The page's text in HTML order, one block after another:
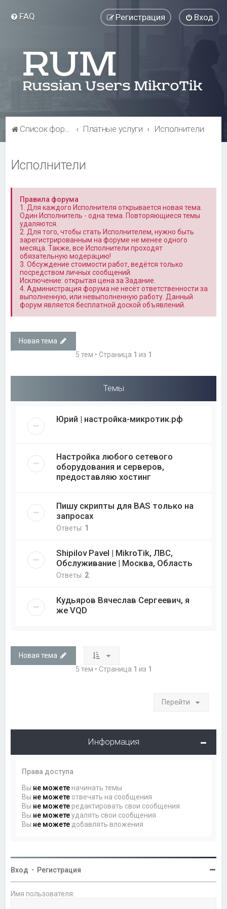
FAQ Вход
Регистрация
Список форумов Платные услуги Исполнители
Исполнители
Правила форума
1. Для каждого Исполнителя открывается новая тема.
Один Исполнитель - одна тема. Повторяющиеся темы
удаляются.
2. Для того, чтобы стать Исполнителем, нужно быть
зарегистрированным на форуме не менее одного
месяца. Также, все Исполнители проходят
обязательную модерацию!
3. Обсуждение стоимости работ, ведётся только
посредством личных сообщений.
Исключение: открытая цена за Задание.
4. Администрация форума не несёт ответственности за
выполненную, или невыполненную работу. Данный
форум является бесплатной доской объявлений.
Новая тема
5 тем • Страница 1 из 1
Темы
Юрий | настройка-микротик.рф
Настройка любого сетевого
оборудования и серверов,
предоставляю хостинг
Пишу скрипты для BAS только на
запросах
Ответы: 1
Shipilov Pavel | MikroTik, ЛВС,
Обслуживание | Москва, Область
Ответы: 2
Кудьяров Вячеслав Сергеевич, я
же VQD
Новая тема
5 тем • Страница 1 из 1
Перейти
Информация
Права доступа
Вы не можете начинать темы
Вы не можете отвечать на сообщения
Вы не можете редактировать свои сообщения
Вы не можетеудалять свои сообщения
Вы не можете добавлять вложения
Вход • Регистрация
Имя пользователя: